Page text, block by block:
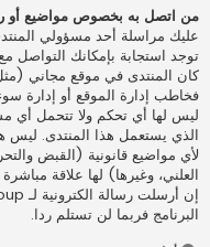
من اتصل به بخصوص مواضيع أو
عليك مراسلة أحد مسؤولي
توجد استجابة بإمكانك التواصل
ليس لها أي تحكم ولا تتحمل أي
لأي مواضيع قانونية (القبض
البرنامج فربما لن تستلم ردا.